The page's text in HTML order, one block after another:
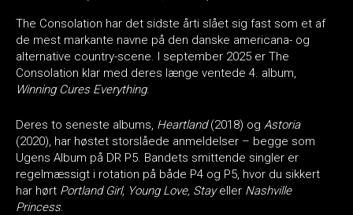
The Consolation har det sidste årti slået sig fast som et af
de mest markante navne på den danske americana- og
alternative country-scene. I september 2025 er The
Consolation klar med deres længe ventede 4. album,
Winning Cures Everything.
Deres to seneste albums, Heartland(2018) og Astoria
(2020), har høstet storslåede anmeldelser – begge som
Ugens Album på DR P5. Bandets smittende singler er
regelmæssigt i rotation på både P4 og P5, hvor du sikkert
har hørt Portland Girl, Young Love, Stayeller Nashville
Princess.